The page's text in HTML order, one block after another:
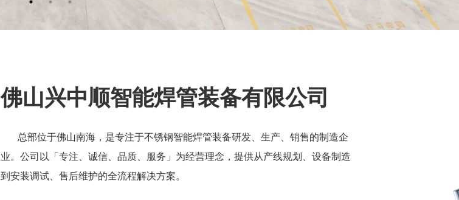
佛山兴中顺智能焊管装备有限公司
总部位于佛山南海，是专注于不锈钢智能焊管装备研发、生产、销售的制造企
业。公司以「专注、诚信、品质、服务」为经营理念，提供从产线规划、设备制造
到安装调试、售后维护的全流程解决方案。